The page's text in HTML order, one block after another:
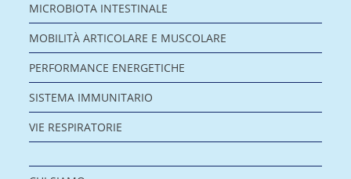
MICROBIOTA INTESTINALE
MOBILITÀ ARTICOLARE E MUSCOLARE
PERFORMANCE ENERGETICHE
SISTEMA IMMUNITARIO
VIE RESPIRATORIE